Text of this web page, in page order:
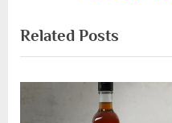
비
이
v
i
o
x
t
P
Related Posts